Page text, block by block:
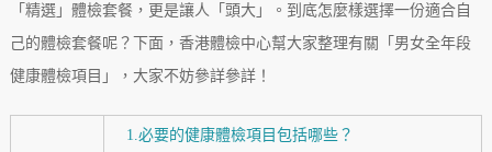
「精選」體檢套餐，更是讓人「頭大」。到底怎麼樣選擇一份適合自
己的體檢套餐呢？下面，香港體檢中心幫大家整理有關「男女全年段
健康體檢項目」，大家不妨參詳參詳！
1.必要的健康體檢項目包括哪些？